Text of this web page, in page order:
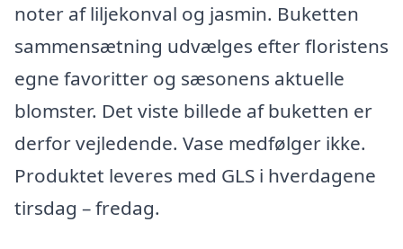
noter af liljekonval og jasmin. Buketten
sammensætning udvælges efter floristens
egne favoritter og sæsonens aktuelle
blomster. Det viste billede af buketten er
derfor vejledende. Vase medfølger ikke.
Produktet leveres med GLS i hverdagene
tirsdag – fredag.